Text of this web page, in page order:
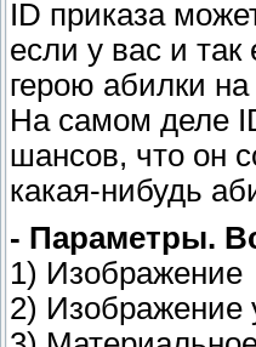
ID приказа
если у вас и так
герою абилки
На самом деле
шансов, что он
какая-нибудь
- Параметры.
1) Изображение
2) Изображение